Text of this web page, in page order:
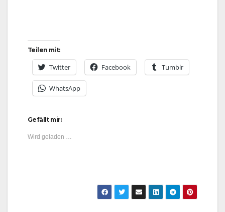
Teilen mit:
Twitter Facebook Tumblr
WhatsApp
Gefällt mir:
Wird geladen …